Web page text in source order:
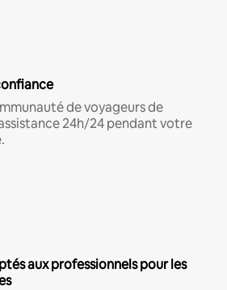
de voyageurs de
24h/24 pendant votre
aux professionnels pour les